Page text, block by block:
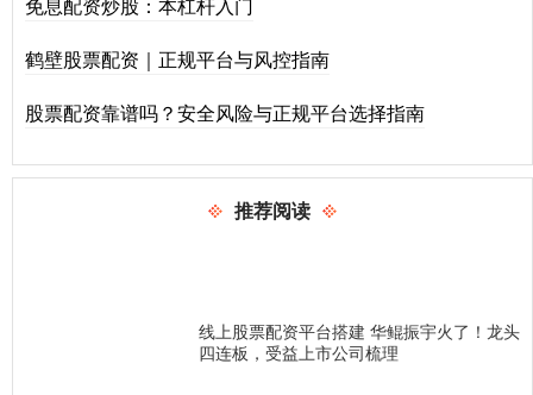
鹤壁股票配资｜正规平台与风控指南
股票配资靠谱吗？安全风险与正规平台选择指南
推荐阅读
线上股票配资平台搭建 华鲲振宇火了！龙头
四连板，受益上市公司梳理